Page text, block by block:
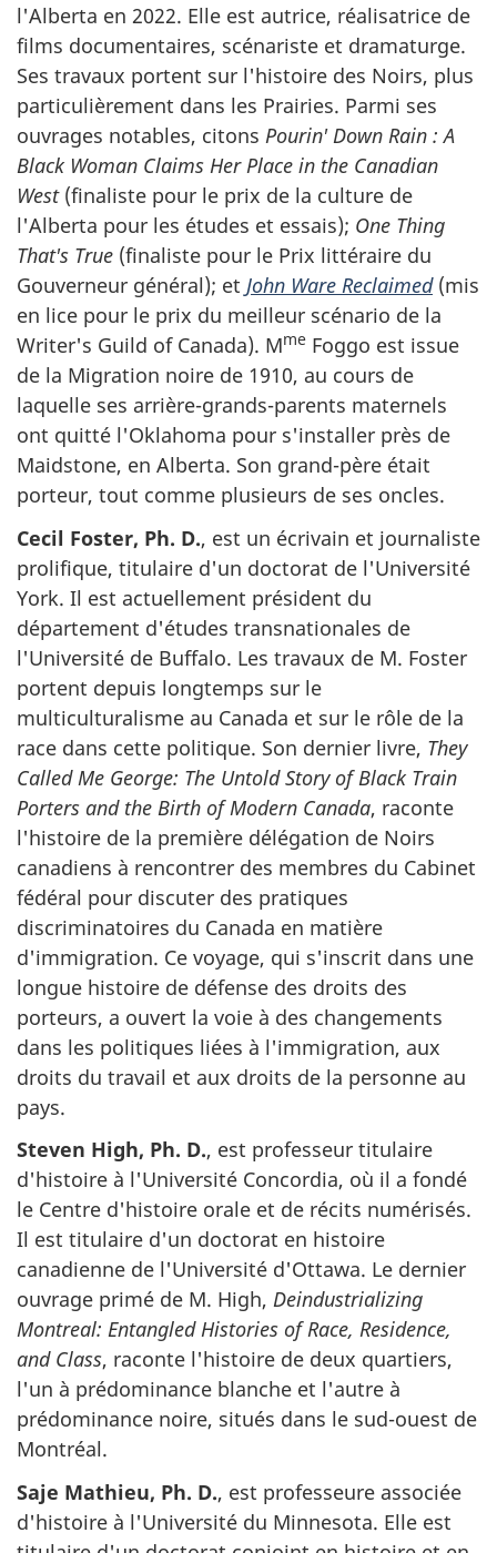
l'Alberta en 2022. Elle est autrice, réalisatrice de
films documentaires, scénariste et dramaturge.
Ses travaux portent sur l'histoire des Noirs, plus
particulièrement dans les Prairies. Parmi ses
ouvrages notables, citons Pourin' Down Rain : A
Black Woman Claims Her Place in the Canadian
West(finaliste pour le prix de la culture de
l'Alberta pour les études et essais); One Thing
That's True (finaliste pour le Prix littéraire du
Gouverneur général); et John Ware Reclaimed(mis
en lice pour le prix du meilleur scénario de la
Writer's Guild of Canada). Mme Foggo est issue
de la Migration noire de 1910, au cours de
laquelle ses arrière-grands-parents maternels
ont quitté l'Oklahoma pour s'installer près de
Maidstone, en Alberta. Son grand-père était
porteur, tout comme plusieurs de ses oncles.
Cecil Foster, Ph. D., est un écrivain et journaliste
prolifique, titulaire d'un doctorat de l'Université
York. Il est actuellement président du
département d'études transnationales de
l'Université de Buffalo. Les travaux de M. Foster
portent depuis longtemps sur le
multiculturalisme au Canada et sur le rôle de la
race dans cette politique. Son dernier livre, They
Called Me George: The Untold Story of Black Train
Porters and the Birth of Modern Canada, raconte
l'histoire de la première délégation de Noirs
canadiens à rencontrer des membres du Cabinet
fédéral pour discuter des pratiques
discriminatoires du Canada en matière
d'immigration. Ce voyage, qui s'inscrit dans une
longue histoire de défense des droits des
porteurs, a ouvert la voie à des changements
dans les politiques liées à l'immigration, aux
droits du travail et aux droits de la personne au
pays.
Steven High, Ph. D., est professeur titulaire
d'histoire à l'Université Concordia, où il a fondé
le Centre d'histoire orale et de récits numérisés.
Il est titulaire d'un doctorat en histoire
canadienne de l'Université d'Ottawa. Le dernier
ouvrage primé de M. High, Deindustrializing
Montreal: Entangled Histories of Race, Residence,
and Class, raconte l'histoire de deux quartiers,
l'un à prédominance blanche et l'autre à
prédominance noire, situés dans le sud-ouest de
Montréal.
Saje Mathieu, Ph. D., est professeure associée
d'histoire à l'Université du Minnesota. Elle est